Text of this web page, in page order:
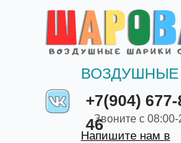
+7(904) 677-
46Звоните с 08:00-
Напишите нам в